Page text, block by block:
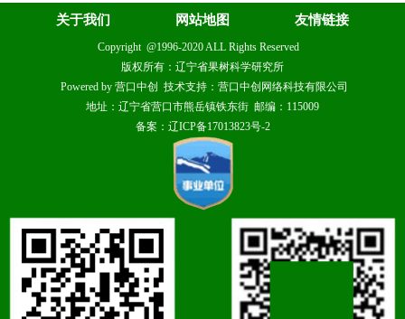
关于我们 网站地图 友情链接
Copyright @1996-2020 ALL Rights Reserved
版权所有：辽宁省果树科学研究所
Powered by 营口中创 技术支持：营口中创网络科技有限公司
地址：辽宁省营口市熊岳镇铁东街 邮编：115009
备案：辽ICP备17013823号-2